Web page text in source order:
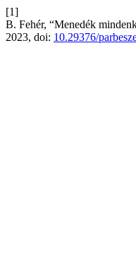
[1]
B. Fehér, “Menedék
2023, doi: 10.29376/